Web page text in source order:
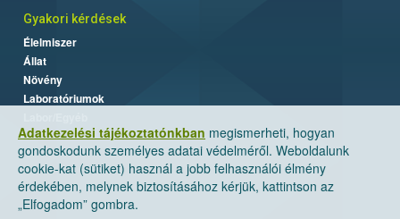
Adatkezelési tájékoztatónkban megismerheti, hogyan
gondoskodunk személyes adatai védelméről. Weboldalunk
cookie-kat (sütiket) használ a jobb felhasználói élmény
érdekében, melynek biztosításához kérjük, kattintson az
„Elfogadom” gombra.
Gyakori kérdések
Élelmiszer
Állat
Növény
Laboratóriumok